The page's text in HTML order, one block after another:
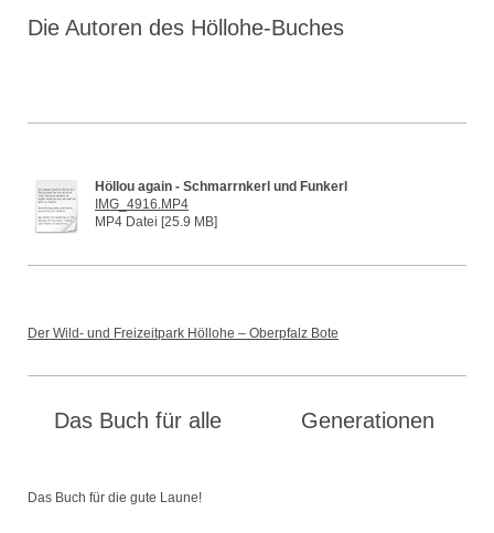
Die Autoren des Höllohe-Buches
Höllou again - Schmarrnkerl und Funkerl
IMG_4916.MP4
MP4 Datei [25.9 MB]
Der Wild- und Freizeitpark Höllohe – Oberpfalz Bote
Das Buch für alle Generationen
Das Buch für die gute Laune!